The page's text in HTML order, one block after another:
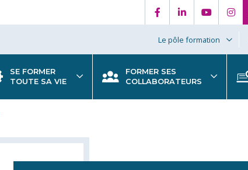
Le pôle formation
SE FORMER
TOUTE SA VIE
FORMER SES
COLLABORATEURS